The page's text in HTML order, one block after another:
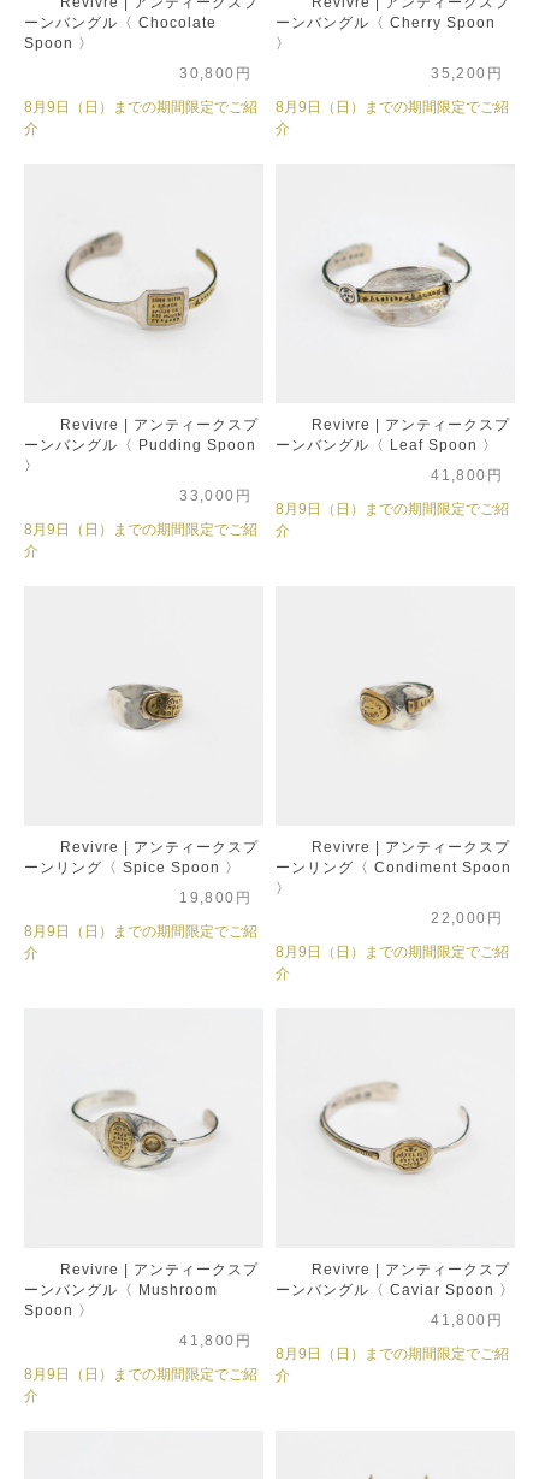
ーンバングル〈 Chocolate
Spoon 〉
30,800円
8月9日（日）までの期間限定でご紹
介
ーンバングル〈 Cherry Spoon
〉
35,200円
8月9日（日）までの期間限定でご紹
介
Revivre | アンティークスプ
ーンバングル〈 Pudding Spoon
〉
33,000円
8月9日（日）までの期間限定でご紹
介
Revivre | アンティークスプ
ーンバングル〈 Leaf Spoon 〉
41,800円
8月9日（日）までの期間限定でご紹
介
Revivre | アンティークスプ
ーンリング〈 Spice Spoon 〉
19,800円
8月9日（日）までの期間限定でご紹
介
Revivre | アンティークスプ
ーンリング〈 Condiment Spoon
〉
22,000円
8月9日（日）までの期間限定でご紹
介
Revivre | アンティークスプ
ーンバングル〈 Mushroom
Spoon 〉
41,800円
8月9日（日）までの期間限定でご紹
介
Revivre | アンティークスプ
ーンバングル〈 Caviar Spoon 〉
41,800円
8月9日（日）までの期間限定でご紹
介